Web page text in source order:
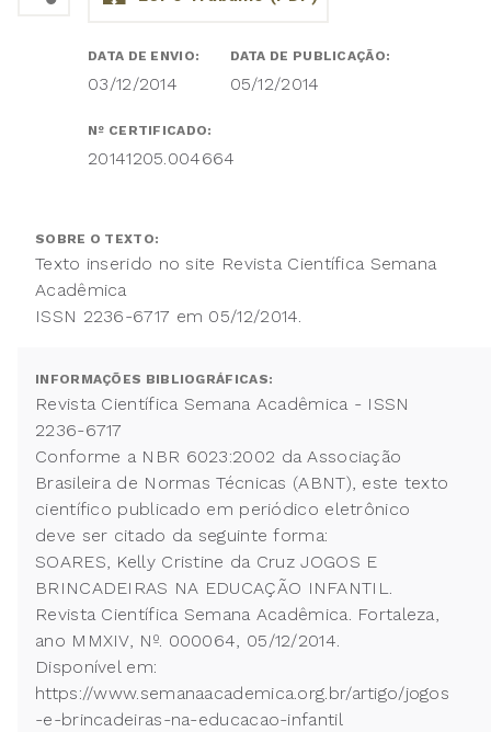
DATA DE ENVIO:
03/12/2014
DATA DE PUBLICAÇÃO:
05/12/2014
Nº CERTIFICADO:
20141205.004664
SOBRE O TEXTO:
Texto inserido no site Revista Científica Semana
Acadêmica
ISSN 2236-6717 em 05/12/2014.
INFORMAÇÕES BIBLIOGRÁFICAS:
Revista Científica Semana Acadêmica - ISSN
2236-6717
Conforme a NBR 6023:2002 da Associação
Brasileira de Normas Técnicas (ABNT), este texto
científico publicado em periódico eletrônico
deve ser citado da seguinte forma:
SOARES, Kelly Cristine da Cruz JOGOS E
BRINCADEIRAS NA EDUCAÇÃO INFANTIL.
Revista Científica Semana Acadêmica. Fortaleza,
ano MMXIV, Nº. 000064, 05/12/2014.
Disponível em:
https://www.semanaacademica.org.br/artigo/jogos
-e-brincadeiras-na-educacao-infantil